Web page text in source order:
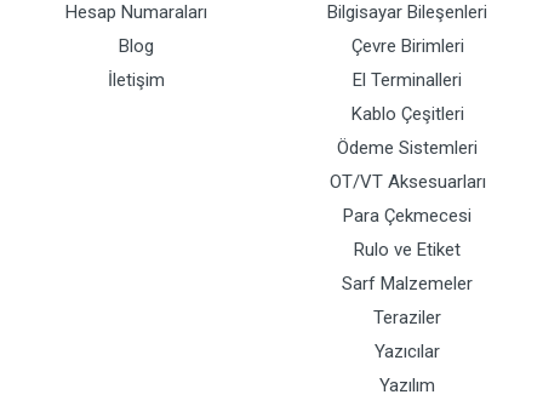
Hesap Numaraları
Blog
İletişim
Bilgisayar Bileşenleri
Çevre Birimleri
El Terminalleri
Kablo Çeşitleri
Ödeme Sistemleri
OT/VT Aksesuarları
Para Çekmecesi
Rulo ve Etiket
Sarf Malzemeler
Teraziler
Yazıcılar
Yazılım